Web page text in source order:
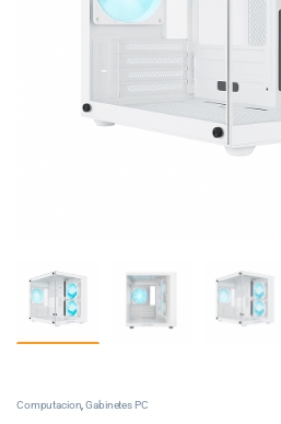
Computacion ,Gabinetes PC